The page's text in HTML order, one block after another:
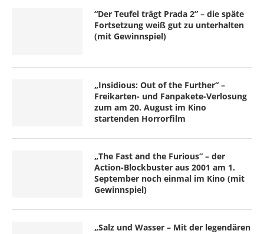
“Der Teufel trägt Prada 2” – die späte
Fortsetzung weiß gut zu unterhalten
(mit Gewinnspiel)
„Insidious: Out of the Further“ –
Freikarten- und Fanpakete-Verlosung
zum am 20. August im Kino
startenden Horrorfilm
„The Fast and the Furious“ – der
Action-Blockbuster aus 2001 am 1.
September noch einmal im Kino (mit
Gewinnspiel)
„Salz und Wasser – Mit der legendären